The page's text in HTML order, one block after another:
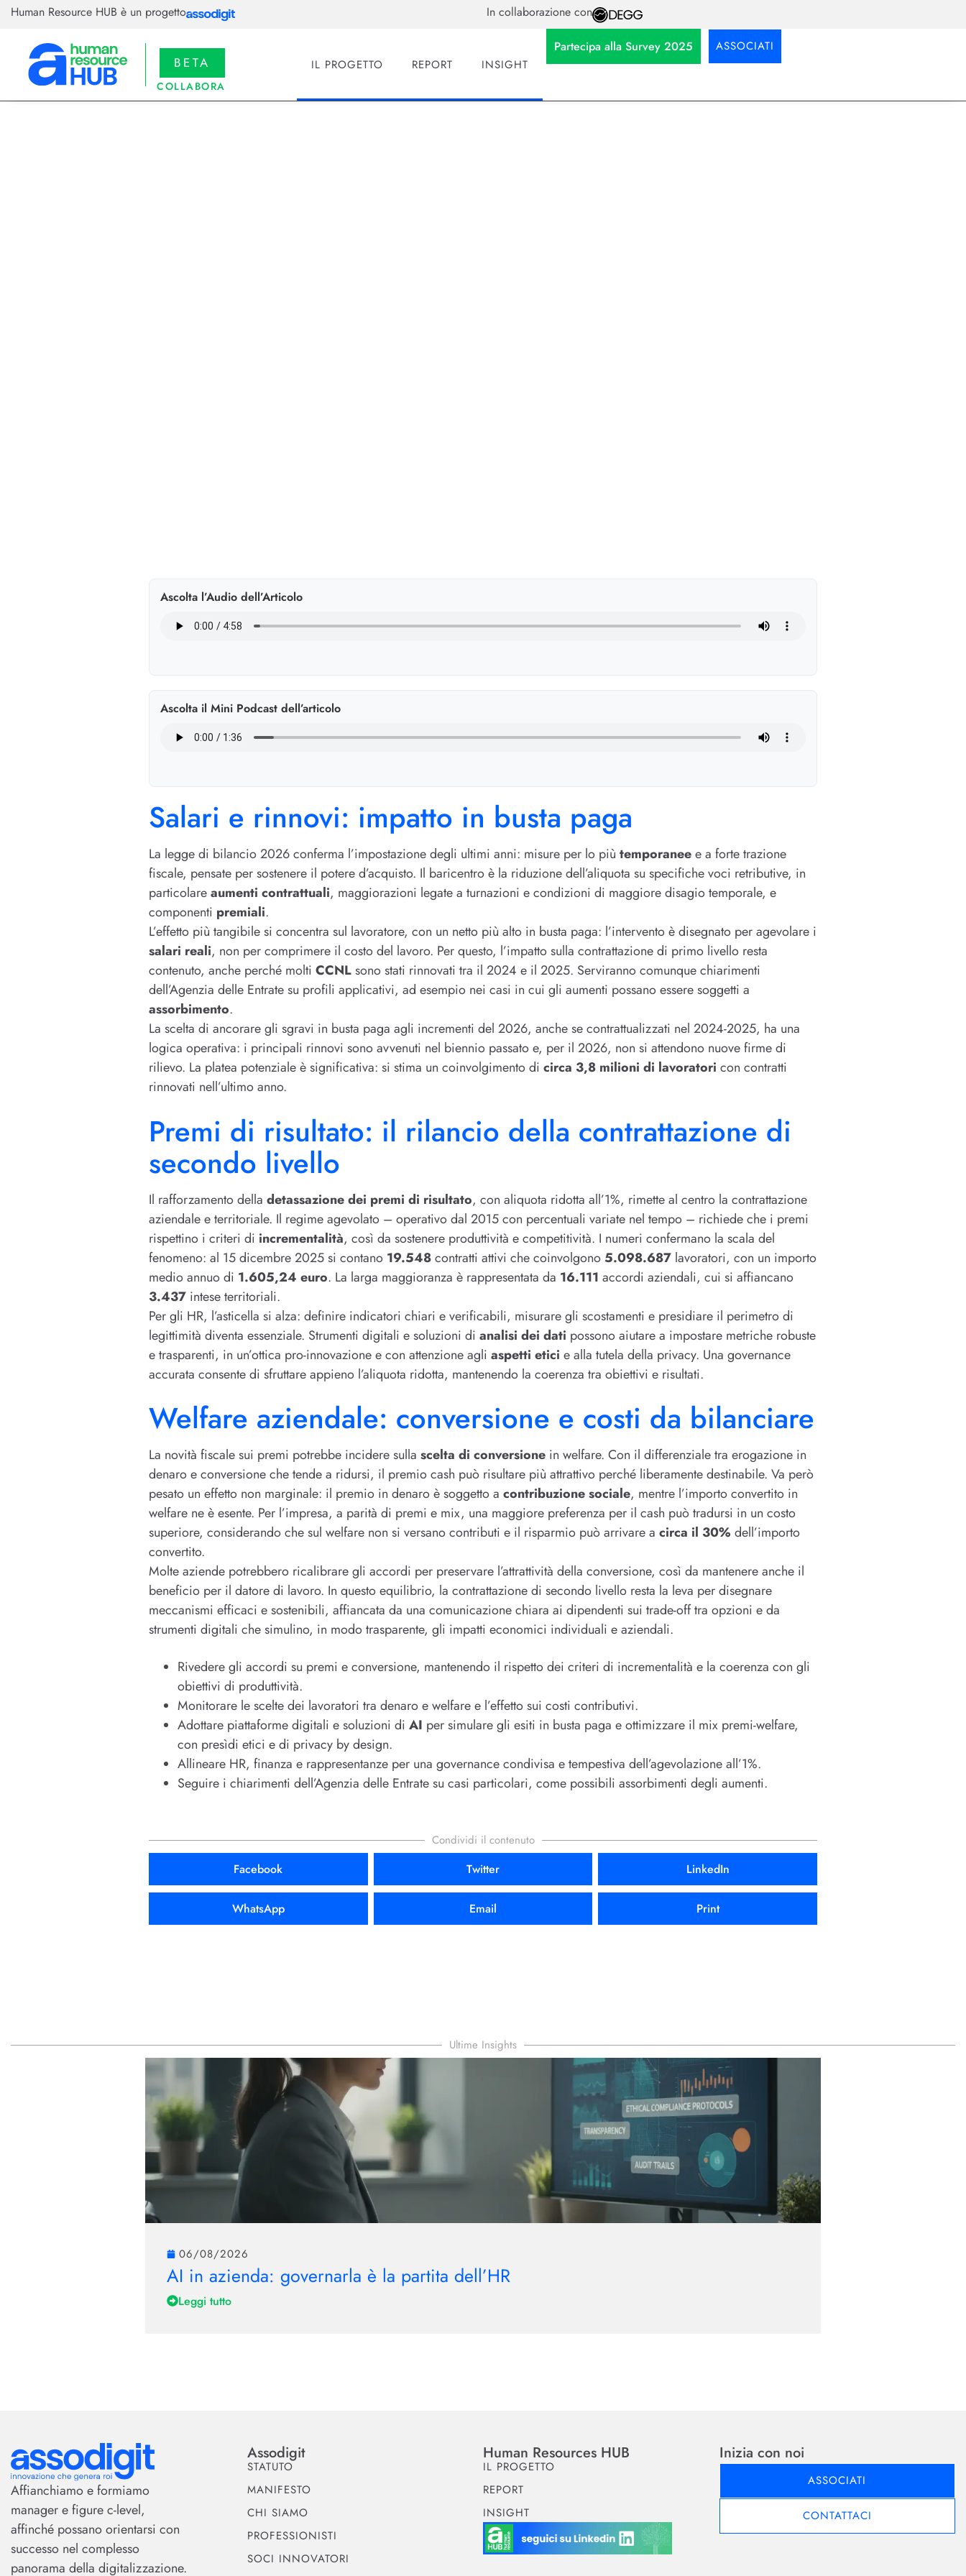
Human Resource HUB è un progetto In collaborazione con
BETA
COLLABORA
IL PROGETTO REPORT INSIGHT
Partecipa alla Survey 2025 ASSOCIATI
Ascolta l’Audio dell’Articolo
Ascolta il Mini Podcast dell’articolo
Salari e rinnovi: impatto in busta paga
La legge di bilancio 2026 conferma l’impostazione degli ultimi anni: misure per lo più temporaneee a forte trazione
fiscale, pensate per sostenere il potere d’acquisto. Il baricentro è la riduzione dell’aliquota su specifiche voci retributive, in
particolareaumenti contrattuali, maggiorazioni legate a turnazioni e condizioni di maggiore disagio temporale, e
componenti premiali.
L’effetto più tangibile si concentra sul lavoratore, con un netto più alto in busta paga: l’intervento è disegnato per agevolare i
salari reali, non per comprimere il costo del lavoro. Per questo, l’impatto sulla contrattazione di primo livello resta
contenuto, anche perché molti CCNLsono stati rinnovati tra il 2024 e il 2025. Serviranno comunque chiarimenti
dell’Agenzia delle Entrate su profili applicativi, ad esempio nei casi in cui gli aumenti possano essere soggetti a
assorbimento.
La scelta di ancorare gli sgravi in busta paga agli incrementi del 2026, anche se contrattualizzati nel 2024-2025, ha una
logica operativa: i principali rinnovi sono avvenuti nel biennio passato e, per il 2026, non si attendono nuove firme di
rilievo. La platea potenziale è significativa: si stima un coinvolgimento di circa 3,8 milioni di lavoratori con contratti
rinnovati nell’ultimo anno.
Premi di risultato: il rilancio della contrattazione di
secondo livello
Il rafforzamento della detassazione dei premi di risultato, con aliquota ridotta all’1%, rimette al centro la contrattazione
aziendale e territoriale. Il regime agevolato – operativo dal 2015 con percentuali variate nel tempo – richiede che i premi
rispettino i criteri di incrementalità, così da sostenere produttività e competitività. I numeri confermano la scala del
fenomeno: al 15 dicembre 2025 si contano 19.548contratti attivi che coinvolgono 5.098.687 lavoratori, con un importo
medio annuo di 1.605,24 euro. La larga maggioranza è rappresentata da 16.111 accordi aziendali, cui si affiancano
3.437 intese territoriali.
Per gli HR, l’asticella si alza: definire indicatori chiari e verificabili, misurare gli scostamenti e presidiare il perimetro di
legittimità diventa essenziale. Strumenti digitali e soluzioni di analisi dei dati possono aiutare a impostare metriche robuste
e trasparenti, in un’ottica pro-innovazione e con attenzione agli aspetti etici e alla tutela della privacy. Una governance
accurata consente di sfruttare appieno l’aliquota ridotta, mantenendo la coerenza tra obiettivi e risultati.
Welfare aziendale: conversione e costi da bilanciare
La novità fiscale sui premi potrebbe incidere sulla scelta di conversione in welfare. Con il differenziale tra erogazione in
denaro e conversione che tende a ridursi, il premio cash può risultare più attrattivo perché liberamente destinabile. Va però
pesato un effetto non marginale: il premio in denaro è soggetto a contribuzione sociale, mentre l’importo convertito in
welfare ne è esente. Per l’impresa, a parità di premi e mix, una maggiore preferenza per il cash può tradursi in un costo
superiore, considerando che sul welfare non si versano contributi e il risparmio può arrivare a circa il 30% dell’importo
convertito.
Molte aziende potrebbero ricalibrare gli accordi per preservare l’attrattività della conversione, così da mantenere anche il
beneficio per il datore di lavoro. In questo equilibrio, la contrattazione di secondo livello resta la leva per disegnare
meccanismi efficaci e sostenibili, affiancata da una comunicazione chiara ai dipendenti sui trade-off tra opzioni e da
strumenti digitali che simulino, in modo trasparente, gli impatti economici individuali e aziendali.
Rivedere gli accordi su premi e conversione, mantenendo il rispetto dei criteri di incrementalità e la coerenza con gli
obiettivi di produttività.
Monitorare le scelte dei lavoratori tra denaro e welfare e l’effetto sui costi contributivi.
Adottare piattaforme digitali e soluzioni di AI per simulare gli esiti in busta paga e ottimizzare il mix premi-welfare,
con presìdi etici e di privacy by design.
Allineare HR, finanza e rappresentanze per una governance condivisa e tempestiva dell’agevolazione all’1%.
Seguire i chiarimenti dell’Agenzia delle Entrate su casi particolari, come possibili assorbimenti degli aumenti.
Condividi il contenuto
Facebook Twitter LinkedIn
WhatsApp Email Print
Ultime Insights
06/08/2026
AI in azienda: governarla è la partita dell’HR
Leggi tutto
Affianchiamo e formiamo
manager e figure c-level,
affinché possano orientarsi con
successo nel complesso
panorama della digitalizzazione.
Assodigit
STATUTO
MANIFESTO
CHI SIAMO
PROFESSIONISTI
SOCI INNOVATORI
Human Resources HUB
IL PROGETTO
REPORT
INSIGHT
Inizia con noi
ASSOCIATI
CONTATTACI